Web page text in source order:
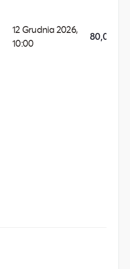
12 Grudnia 2026,
10:00
80,00 zł